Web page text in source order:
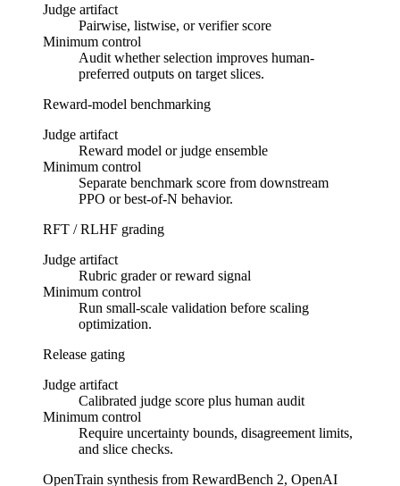
Judge artifact
Pairwise, listwise, or verifier score
Minimum control
Audit whether selection improves human-
preferred outputs on target slices.
Reward-model benchmarking
Judge artifact
Reward model or judge ensemble
Minimum control
Separate benchmark score from downstream
PPO or best-of-N behavior.
RFT / RLHF grading
Judge artifact
Rubric grader or reward signal
Minimum control
Run small-scale validation before scaling
optimization.
Release gating
Judge artifact
Calibrated judge score plus human audit
Minimum control
Require uncertainty bounds, disagreement limits,
and slice checks.
OpenTrain synthesis from RewardBench 2, OpenAI